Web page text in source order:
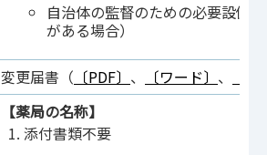
自治体の監督のための必要設備
がある場合）
変更届書（ 〔PDF〕 、 〔ワード〕 、
【薬局の名称】
添付書類不要